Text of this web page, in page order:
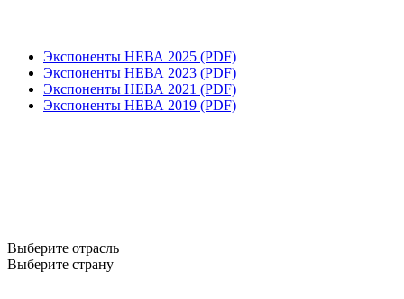
Экспоненты НЕВА 2025 (PDF)
Экспоненты НЕВА 2023 (PDF)
Экспоненты НЕВА 2021 (PDF)
Экспоненты НЕВА 2019 (PDF)
Выберите отрасль
Выберите страну